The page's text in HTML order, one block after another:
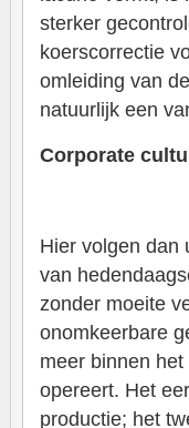
sterker
koerscorrectie
omleiding van
natuurlijk een
Corporate
Hier volgen dan
van
zonder moeite
onomkeerbare
meer binnen
opereert. Het
productie; het